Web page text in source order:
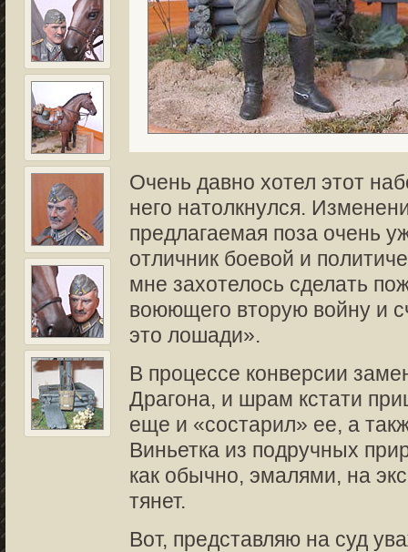
Очень давно хотел этот
него натолкнулся.
предлагаемая поза очень
отличник боевой и
мне захотелось сделать
воюющего вторую войну и
это лошади».
В процессе конверсии
Драгона, и шрам кстати
еще и «состарил» ее, а
Виньетка из подручных
как обычно, эмалями, на
тянет.
Вот, представляю на суд